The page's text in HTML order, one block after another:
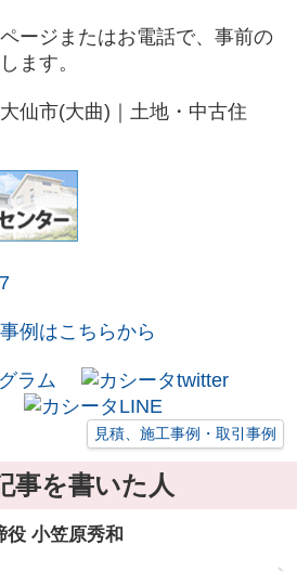
ージまたはお電話で、事前の
ます。
仙市(大曲)｜土地・中古住
例はこちらから
見積、施工事例・取引事例
事を書いた人
役 小笠原秀和